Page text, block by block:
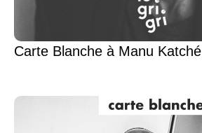
Carte Blanche à Manu Katché